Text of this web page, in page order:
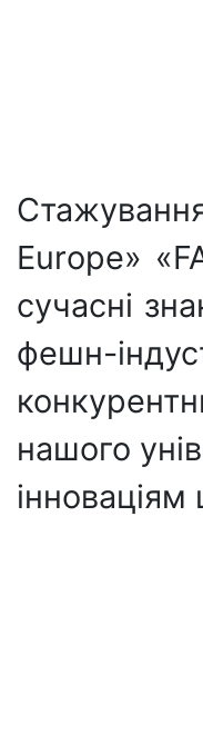
Europe»
сучасні
фешн-
нашого